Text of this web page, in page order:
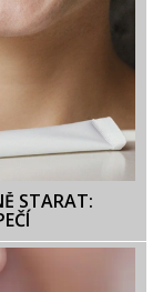
STARAT: